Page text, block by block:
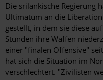
Die srilankische Regierung
Ultimatum an die Liberation
gestellt, in dem sie diese
Stunden ihre Waffen
einer "finalen Offensive"
hat sich die Situation im
verschlechtert. "Zivilisten